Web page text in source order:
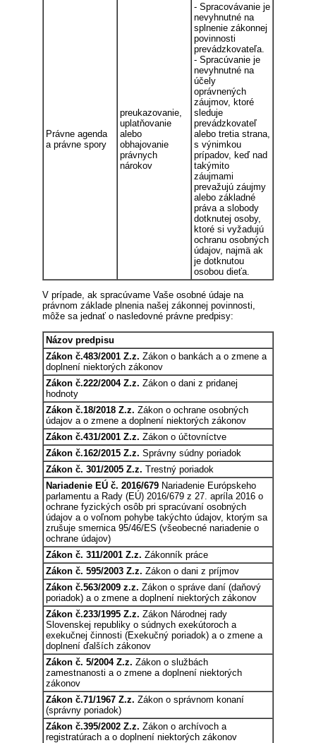
Právne agenda
a právne spory
preukazovanie,
uplatňovanie
alebo
obhajovanie
právnych
nárokov
- Spracovávanie je
nevyhnutné na
splnenie zákonnej
povinnosti
prevádzkovateľa.
- Spracúvanie je
nevyhnutné na
účely
oprávnených
záujmov, ktoré
sleduje
prevádzkovateľ
alebo tretia strana,
s výnimkou
prípadov, keď nad
takýmito
záujmami
prevažujú záujmy
alebo základné
práva a slobody
dotknutej osoby,
ktoré si vyžadujú
ochranu osobných
údajov, najmä ak
je dotknutou
osobou dieťa.
V prípade, ak spracúvame Vaše osobné údaje na
právnom základe plnenia našej zákonnej povinnosti,
môže sa jednať o nasledovné právne predpisy:
Názov predpisu
Zákon č.483/2001 Z.z. Zákon o bankách a o zmene a
doplnení niektorých zákonov
Zákon č.222/2004 Z.z. Zákon o dani z pridanej
hodnoty
Zákon č.18/2018 Z.z. Zákon o ochrane osobných
údajov a o zmene a doplnení niektorých zákonov
Zákon č.431/2001 Z.z. Zákon o účtovníctve
Zákon č.162/2015 Z.z. Správny súdny poriadok
Zákon č. 301/2005 Z.z. Trestný poriadok
Nariadenie EÚ č. 2016/679 Nariadenie Európskeho
parlamentu a Rady (EÚ) 2016/679 z 27. apríla 2016 o
ochrane fyzických osôb pri spracúvaní osobných
údajov a o voľnom pohybe takýchto údajov, ktorým sa
zrušuje smernica 95/46/ES (všeobecné nariadenie o
ochrane údajov)
Zákon č. 311/2001 Z.z. Zákonník práce
Zákon č. 595/2003 Z.z. Zákon o dani z príjmov
Zákon č.563/2009 z.z. Zákon o správe daní (daňový
poriadok) a o zmene a doplnení niektorých zákonov
Zákon č.233/1995 Z.z. Zákon Národnej rady
Slovenskej republiky o súdnych exekútoroch a
exekučnej činnosti (Exekučný poriadok) a o zmene a
doplnení ďalších zákonov
Zákon č. 5/2004 Z.z. Zákon o službách
zamestnanosti a o zmene a doplnení niektorých
zákonov
Zákon č.71/1967 Z.z. Zákon o správnom konaní
(správny poriadok)
Zákon č.395/2002 Z.z. Zákon o archívoch a
registratúrach a o doplnení niektorých zákonov